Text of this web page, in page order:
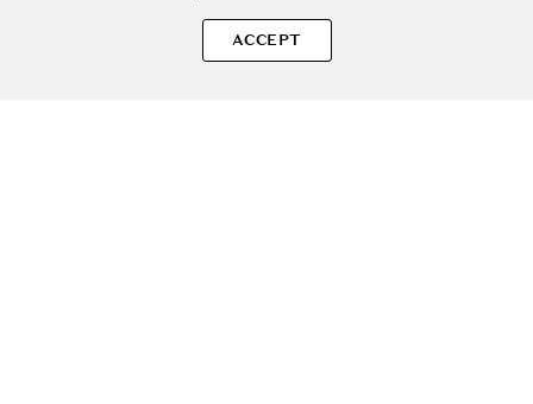
Mono Eyeshadow 916 Bebe - fard de pleoape cu finisaj mat,
pentru definire si profunzime in machiajul ochilor - 1.8 g. Dacă
ACCEPT